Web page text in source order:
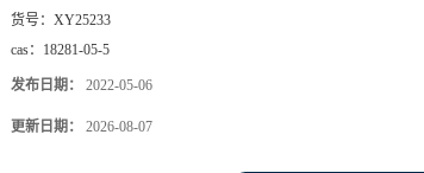
货号： XY25233
cas： 18281-05-5
发布日期： 2022-05-06
更新日期： 2026-08-07